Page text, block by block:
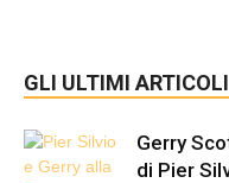
GLI ULTIMI ARTICOLI
Gerry
di Pier